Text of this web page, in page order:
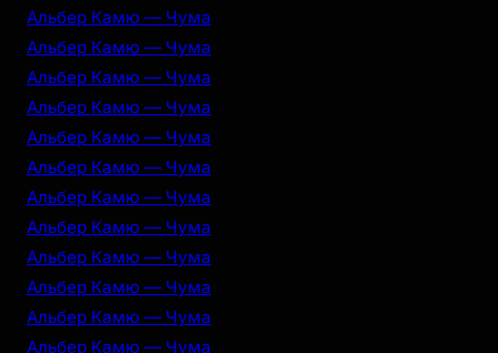
Альбер Камю — Чума
Альбер Камю — Чума
Альбер Камю — Чума
Альбер Камю — Чума
Альбер Камю — Чума
Альбер Камю — Чума
Альбер Камю — Чума
Альбер Камю — Чума
Альбер Камю — Чума
Альбер Камю — Чума
Альбер Камю — Чума
Альбер Камю — Чума